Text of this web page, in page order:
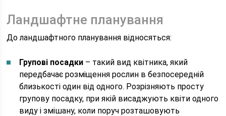
Ландшафтне планування
До ландшафтного планування відносяться:
Групові посадки – такий вид квітника, який
передбачає розміщення рослин в безпосередній
близькості один від одного. Розрізняють просту
групову посадку, при якій висаджують квіти одного
виду і змішану, коли поруч розташовують